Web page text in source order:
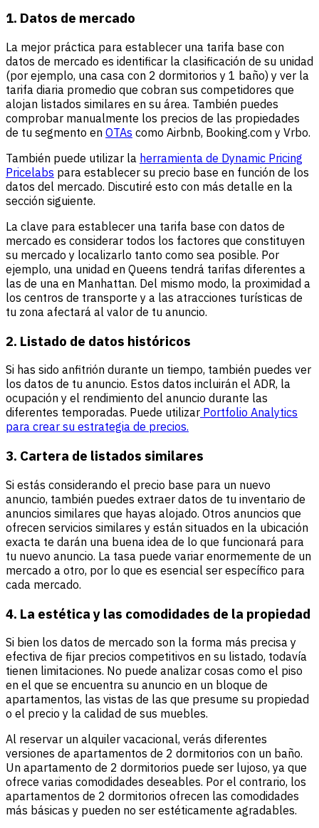
1. Datos de mercado
La mejor práctica para establecer una tarifa base con
datos de mercado es identificar la clasificación de su unidad
(por ejemplo, una casa con 2 dormitorios y 1 baño) y ver la
tarifa diaria promedio que cobran sus competidores que
alojan listados similares en su área. También puedes
comprobar manualmente los precios de las propiedades
de tu segmento en OTAs como Airbnb, Booking.com y Vrbo.
También puede utilizar la herramienta de Dynamic Pricing
Pricelabs para establecer su precio base en función de los
datos del mercado. Discutiré esto con más detalle en la
sección siguiente.
La clave para establecer una tarifa base con datos de
mercado es considerar todos los factores que constituyen
su mercado y localizarlo tanto como sea posible. Por
ejemplo, una unidad en Queens tendrá tarifas diferentes a
las de una en Manhattan. Del mismo modo, la proximidad a
los centros de transporte y a las atracciones turísticas de
tu zona afectará al valor de tu anuncio.
2. Listado de datos históricos
Si has sido anfitrión durante un tiempo, también puedes ver
los datos de tu anuncio. Estos datos incluirán el ADR, la
ocupación y el rendimiento del anuncio durante las
diferentes temporadas. Puede utilizar Portfolio Analytics
para crear su estrategia de precios.
3. Cartera de listados similares
Si estás considerando el precio base para un nuevo
anuncio, también puedes extraer datos de tu inventario de
anuncios similares que hayas alojado. Otros anuncios que
ofrecen servicios similares y están situados en la ubicación
exacta te darán una buena idea de lo que funcionará para
tu nuevo anuncio. La tasa puede variar enormemente de un
mercado a otro, por lo que es esencial ser específico para
cada mercado.
4. La estética y las comodidades de la propiedad
Si bien los datos de mercado son la forma más precisa y
efectiva de fijar precios competitivos en su listado, todavía
tienen limitaciones. No puede analizar cosas como el piso
en el que se encuentra su anuncio en un bloque de
apartamentos, las vistas de las que presume su propiedad
o el precio y la calidad de sus muebles.
Al reservar un alquiler vacacional, verás diferentes
versiones de apartamentos de 2 dormitorios con un baño.
Un apartamento de 2 dormitorios puede ser lujoso, ya que
ofrece varias comodidades deseables. Por el contrario, los
apartamentos de 2 dormitorios ofrecen las comodidades
más básicas y pueden no ser estéticamente agradables.